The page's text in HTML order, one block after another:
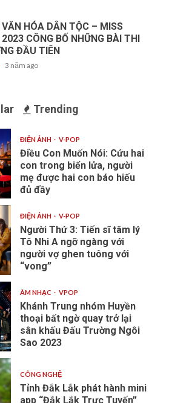
HÓA DÂN TỘC – MISS
CÔNG BỐ NHỮNG BÀI THI
ĐẦU TIÊN
3 năm ago
Trending
ĐIỆN ẢNH V-POP
Điều Con Muốn Nói: Cứu hai
con trong biển lửa, người
mẹ được hai con báo hiếu
đủ đầy
ĐIỆN ẢNH V-POP
Người Thứ 3: Tiến sĩ tâm lý
Tô Nhi A ngỡ ngàng với
người vợ ghen tuông với
“vong”
ÂM NHẠC VPOP
Khánh Trung nhóm Huyền
thoại bất ngờ quay trở lại
sân khấu Đấu Trường Ngôi
Sao 2023
CÔNG NGHỆ
Tỉnh Đắk Lắk phát hành mini
app “Đắk Lắk Trực Tuyến”